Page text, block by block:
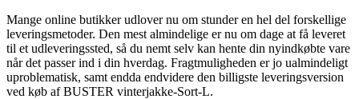
Mange online butikker udlover nu om stunder en hel del forskellige
leveringsmetoder. Den mest almindelige er nu om dage at få leveret
til et udleveringssted, så du nemt selv kan hente din nyindkøbte vare
når det passer ind i din hverdag. Fragtmuligheden er jo ualmindeligt
uproblematisk, samt endda endvidere den billigste leveringsversion
ved køb af BUSTER vinterjakke-Sort-L.